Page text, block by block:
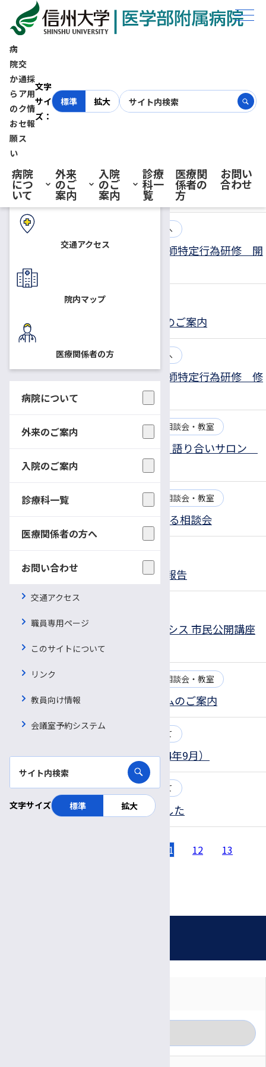
病
院
か
ら
の
お
願
い
交
通
ア
ク
セ
ス
採
用
情
報
文字
サイ
ズ：
標準 拡大
病院
につ
いて
外来
のご
案内
入院
のご
案内
診療
科一
覧
医療関
係者の
方
お問い
合わせ
ホーム お知らせ お知らせ
お知らせ
2024.10.11 医療関係者の方へ
令和６年度10月開講 第４期生看護師特定行為研修 開
講式
お知らせ
CSセット（入院セット）価格改定のご案内
お知らせ 医療関係者の方へ
令和５年度10月開講 第３期生看護師特定行為研修 修
了式
2024.09.30 お知らせ 患者さん向けの相談会・教室
10/22（火） 患者サロンひまわり 語り合いサロン
開催のお知らせ
2024.09.30 お知らせ 患者さん向けの相談会・教室
10/24（木） 社会保険労務士による相談会
2023年度 信大病院支援事業のご報告
2024年10月19日(土) アミロイドーシス 市民公開講座
のお知らせ
2024.09.02 お知らせ 患者さん向けの相談会・教室
第14回長野県難病ケアシンポジウムのご案内
2024.09.02 お知らせ 病棟改修について
西病棟1階改修工事進捗状況（2024年9月）
2024.09.02 お知らせ 病棟改修について
患者サービスセンターが移転しました
11 12 13
入院・ご面会の方へ
交通アクセス
院内マップ
医療関係者の方
病院について
外来のご案内
入院のご案内
診療科一覧
医療関係者の方へ
お問い合わせ
交通アクセス
職員専用ページ
このサイトについて
リンク
教員向け情報
会議室予約システム
文字サイズ 標準 拡大